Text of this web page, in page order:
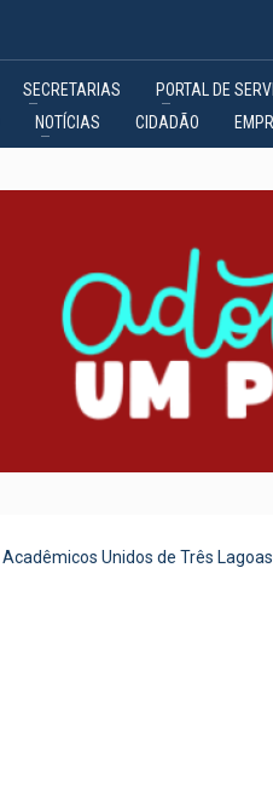
SECRETARIAS PORTAL DE
NOTÍCIAS CIDADÃO
Acadêmicos Unidos de Três